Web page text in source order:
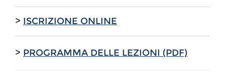
> ISCRIZIONE ONLINE
> PROGRAMMA DELLE LEZIONI (PDF)